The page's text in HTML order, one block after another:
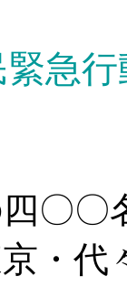
緊急
〇〇
・代